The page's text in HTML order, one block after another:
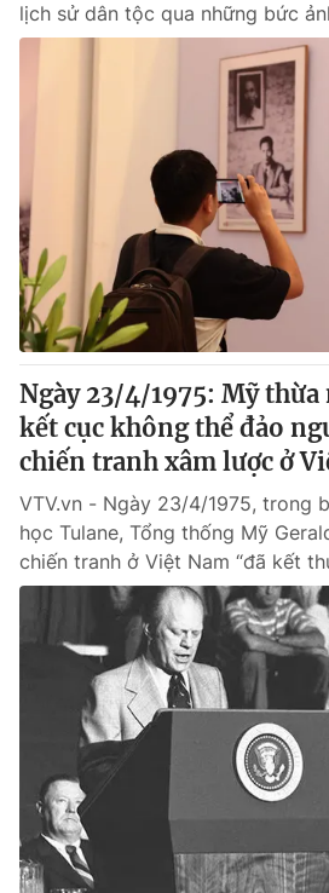
lịch sử dân tộc qua những bức
Ngày 23/4/1975: Mỹ
kết cục không thể đảo
chiến tranh xâm lược ở
VTV.vn - Ngày 23/4/1975, trong
học Tulane, Tổng thống Mỹ
chiến tranh ở Việt Nam “đã kết